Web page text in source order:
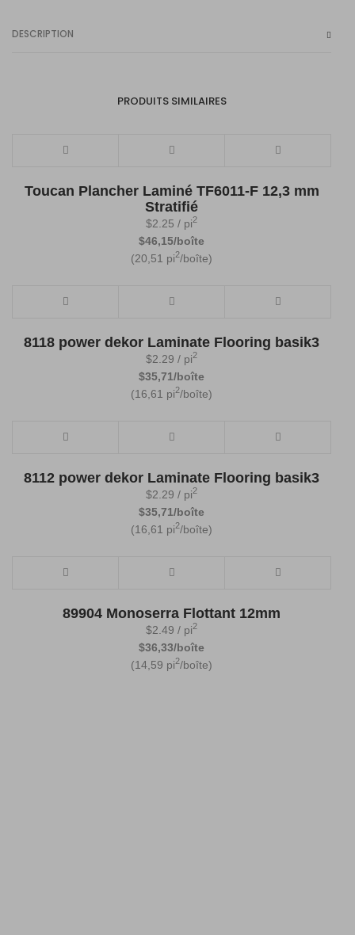
DESCRIPTION
PRODUITS SIMILAIRES
Toucan Plancher Laminé TF6011-F 12,3 mm
Stratifié
$2.25 / pi2
$46,15/boîte
(20,51 pi2/boîte)
8118 power dekor Laminate Flooring basik3
$2.29 / pi2
$35,71/boîte
(16,61 pi2/boîte)
8112 power dekor Laminate Flooring basik3
$2.29 / pi2
$35,71/boîte
(16,61 pi2/boîte)
89904 Monoserra Flottant 12mm
$2.49 / pi2
$36,33/boîte
(14,59 pi2/boîte)